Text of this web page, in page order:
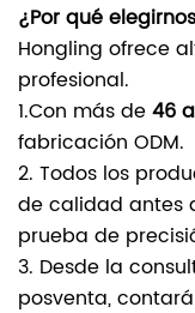
¿Por qué
Hongling ofrece
profesional.
1.Con más de46
fabricación ODM.
2. Todos los
de calidad antes
prueba de
3. Desde la
posventa,